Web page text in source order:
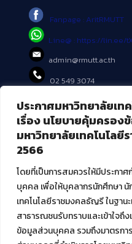
ประกาศมหาวิทยาลัยเ
เรื่อง นโยบายคุ้มครอ
มหาวิทยาลัยเทคโนโล
2566
โดยที่เป็นการสมควรให้มีประก
บุคคล เพื่อให้บุคลากรนักศึกษา นั
เทคโนโลยีราชมงคลธัญรี ในฐา
สาธารณชนรับทราบและเข้าใจถึ
ข้อมูลส่วนบุคคล รวมถึงมาตรก
Fanpage : AritRMUTT
Line@ : https://lin.ee/
admin@rmutt.ac.th
02 549 3074
บริการอื่นๆ ของ สวส.
ศูนย์สื่อดิจิทัล
ศูนย์นวัตกรรมและความรู้
สมัยใหม่ (MoSeC)
งานบริการวิชาการให้กับหน่